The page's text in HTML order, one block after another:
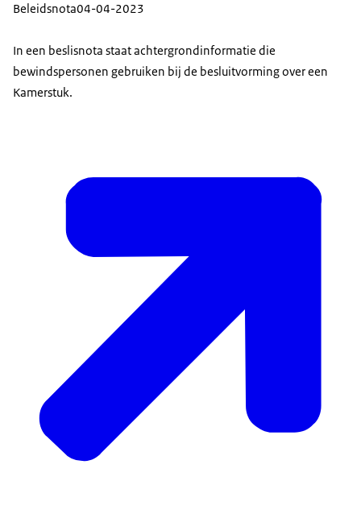
Beleidsnota04-04-2023
In een beslisnota staat achtergrondinformatie die
bewindspersonen gebruiken bij de besluitvorming over een
Kamerstuk.